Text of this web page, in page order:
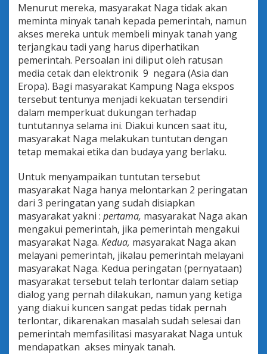
Menurut mereka, masyarakat Naga tidak akan
meminta minyak tanah kepada pemerintah, namun
akses mereka untuk membeli minyak tanah yang
terjangkau tadi yang harus diperhatikan
pemerintah. Persoalan ini diliput oleh ratusan
media cetak dan elektronik 9 negara (Asia dan
Eropa). Bagi masyarakat Kampung Naga ekspos
tersebut tentunya menjadi kekuatan tersendiri
dalam memperkuat dukungan terhadap
tuntutannya selama ini. Diakui kuncen saat itu,
masyarakat Naga melakukan tuntutan dengan
tetap memakai etika dan budaya yang berlaku.
Untuk menyampaikan tuntutan tersebut
masyarakat Naga hanya melontarkan 2 peringatan
dari 3 peringatan yang sudah disiapkan
masyarakat yakni : pertama, masyarakat Naga akan
mengakui pemerintah, jika pemerintah mengakui
masyarakat Naga. Kedua, masyarakat Naga akan
melayani pemerintah, jikalau pemerintah melayani
masyarakat Naga. Kedua peringatan (pernyataan)
masyarakat tersebut telah terlontar dalam setiap
dialog yang pernah dilakukan, namun yang ketiga
yang diakui kuncen sangat pedas tidak pernah
terlontar, dikarenakan masalah sudah selesai dan
pemerintah memfasilitasi masyarakat Naga untuk
mendapatkan akses minyak tanah.